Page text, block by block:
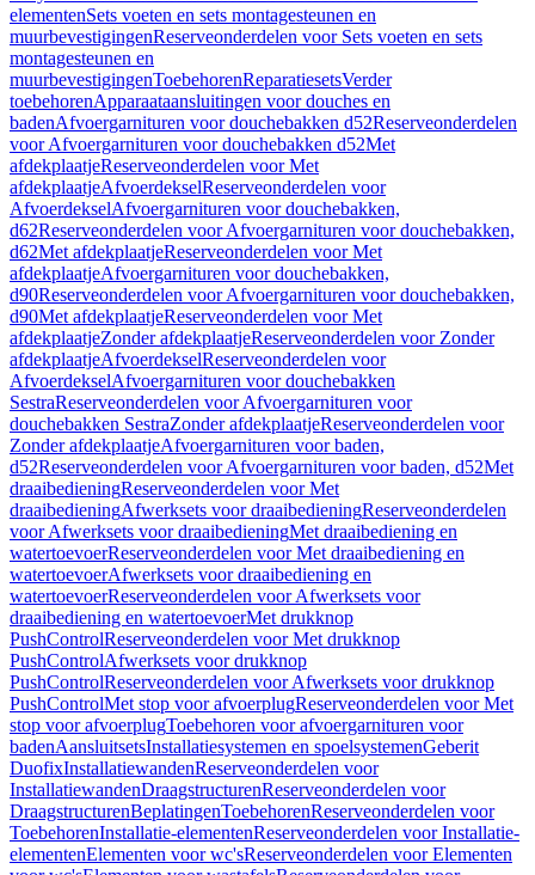
elementenSets voeten en sets montagesteunen en
muurbevestigingenReserveonderdelen voor Sets voeten en sets
montagesteunen en
muurbevestigingenToebehorenReparatiesetsVerder
toebehorenApparaataansluitingen voor douches en
badenAfvoergarnituren voor douchebakken d52Reserveonderdelen
voor Afvoergarnituren voor douchebakken d52Met
afdekplaatjeReserveonderdelen voor Met
afdekplaatjeAfvoerdekselReserveonderdelen voor
AfvoerdekselAfvoergarnituren voor douchebakken,
d62Reserveonderdelen voor Afvoergarnituren voor douchebakken,
d62Met afdekplaatjeReserveonderdelen voor Met
afdekplaatjeAfvoergarnituren voor douchebakken,
d90Reserveonderdelen voor Afvoergarnituren voor douchebakken,
d90Met afdekplaatjeReserveonderdelen voor Met
afdekplaatjeZonder afdekplaatjeReserveonderdelen voor Zonder
afdekplaatjeAfvoerdekselReserveonderdelen voor
AfvoerdekselAfvoergarnituren voor douchebakken
SestraReserveonderdelen voor Afvoergarnituren voor
douchebakken SestraZonder afdekplaatjeReserveonderdelen voor
Zonder afdekplaatjeAfvoergarnituren voor baden,
d52Reserveonderdelen voor Afvoergarnituren voor baden, d52Met
draaibedieningReserveonderdelen voor Met
draaibedieningAfwerksets voor draaibedieningReserveonderdelen
voor Afwerksets voor draaibedieningMet draaibediening en
watertoevoerReserveonderdelen voor Met draaibediening en
watertoevoerAfwerksets voor draaibediening en
watertoevoerReserveonderdelen voor Afwerksets voor
draaibediening en watertoevoerMet drukknop
PushControlReserveonderdelen voor Met drukknop
PushControlAfwerksets voor drukknop
PushControlReserveonderdelen voor Afwerksets voor drukknop
PushControlMet stop voor afvoerplugReserveonderdelen voor Met
stop voor afvoerplugToebehoren voor afvoergarnituren voor
badenAansluitsetsInstallatiesystemen en spoelsystemenGeberit
DuofixInstallatiewandenReserveonderdelen voor
InstallatiewandenDraagstructurenReserveonderdelen voor
DraagstructurenBeplatingenToebehorenReserveonderdelen voor
ToebehorenInstallatie-elementenReserveonderdelen voor Installatie-
elementenElementen voor wc'sReserveonderdelen voor Elementen